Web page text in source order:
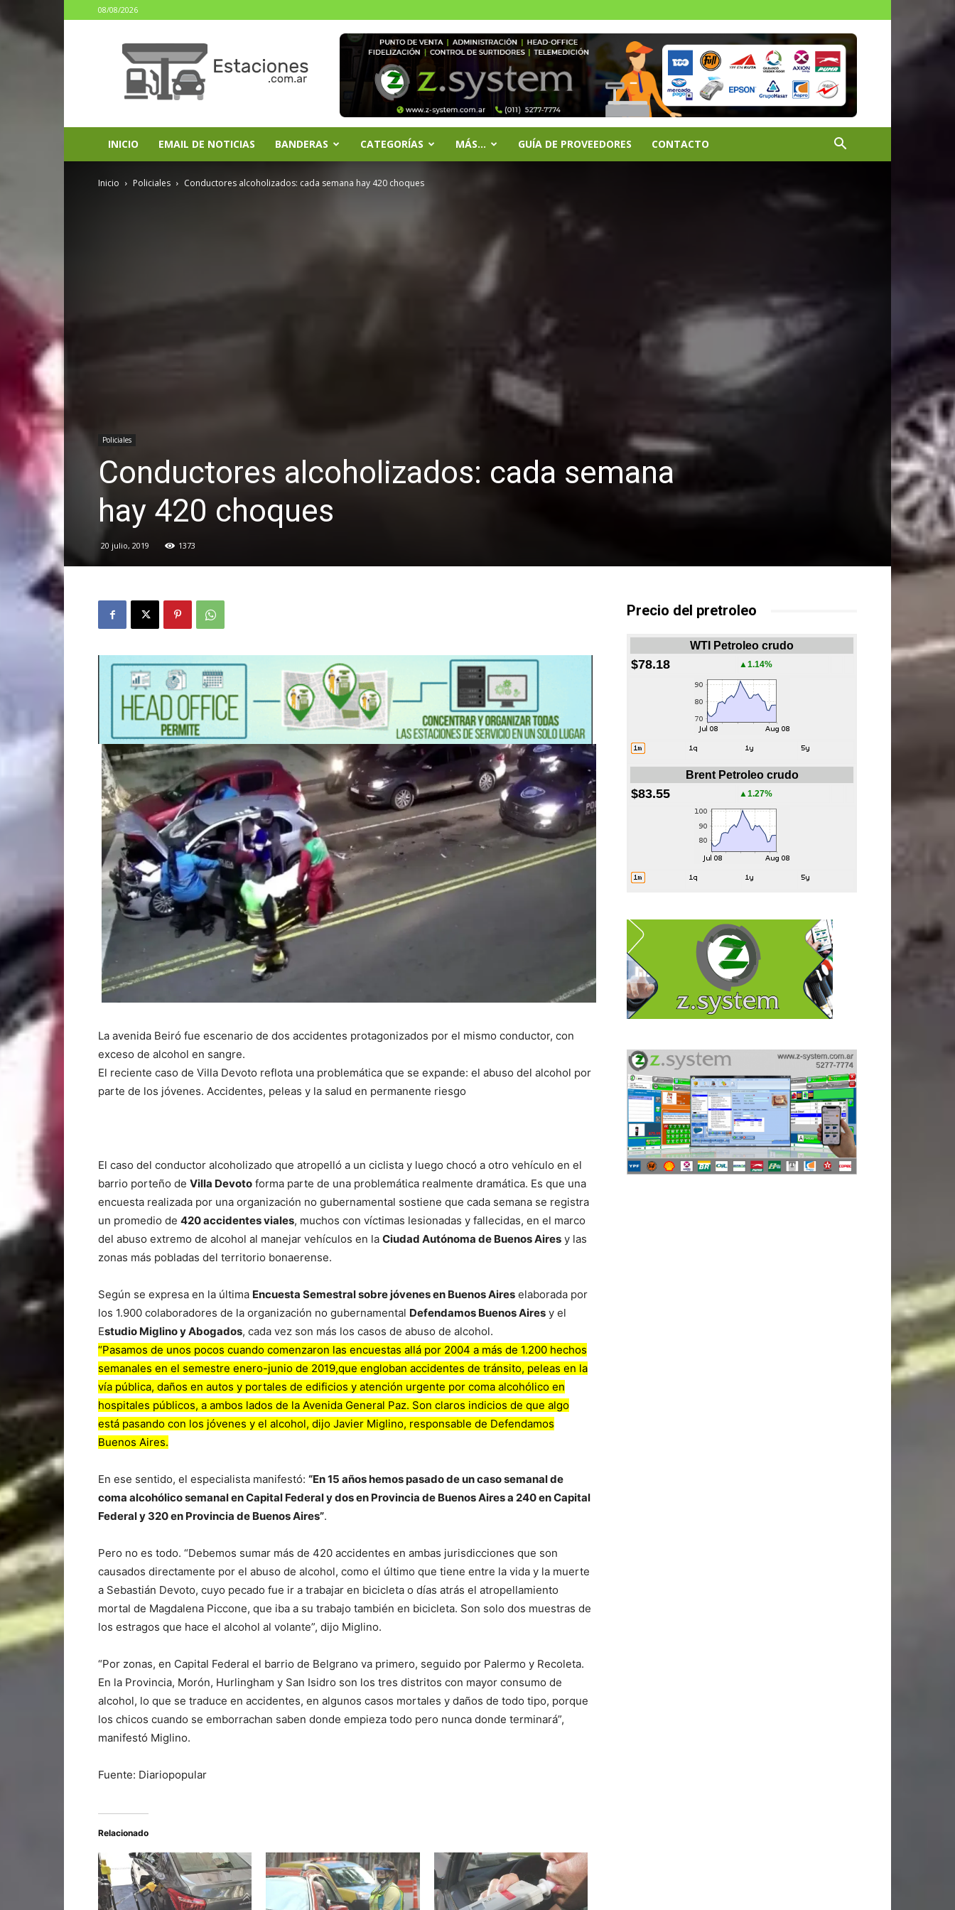
08/08/2026
INICIO EMAIL DE NOTICIAS BANDERAS CATEGORÍAS MÁS… GUÍA DE PROVEEDORES CONTACTO
Inicio Policiales Conductores alcoholizados: cada semana hay 420 choques
Policiales
Conductores alcoholizados: cada semana
hay 420 choques
20 julio, 2019 1373
La avenida Beiró fue escenario de dos accidentes protagonizados por el mismo conductor, con
exceso de alcohol en sangre.
El reciente caso de Villa Devoto reflota una problemática que se expande: el abuso del alcohol por
parte de los jóvenes. Accidentes, peleas y la salud en permanente riesgo
El caso del conductor alcoholizado que atropelló a un ciclista y luego chocó a otro vehículo en el
barrio porteño de Villa Devoto forma parte de una problemática realmente dramática. Es que una
encuesta realizada por una organización no gubernamental sostiene que cada semana se registra
un promedio de 420 accidentes viales, muchos con víctimas lesionadas y fallecidas, en el marco
del abuso extremo de alcohol al manejar vehículos en la Ciudad Autónoma de Buenos Aires y las
zonas más pobladas del territorio bonaerense.
Según se expresa en la última Encuesta Semestral sobre jóvenes en Buenos Aires elaborada por
los 1.900 colaboradores de la organización no gubernamental Defendamos Buenos Aires y el
Estudio Miglino y Abogados, cada vez son más los casos de abuso de alcohol.
“Pasamos de unos pocos cuando comenzaron las encuestas allá por 2004 a más de 1.200 hechos
semanales en el semestre enero-junio de 2019,que engloban accidentes de tránsito, peleas en la
vía pública, daños en autos y portales de edificios y atención urgente por coma alcohólico en
hospitales públicos, a ambos lados de la Avenida General Paz. Son claros indicios de que algo
está pasando con los jóvenes y el alcohol, dijo Javier Miglino, responsable de Defendamos
Buenos Aires.
En ese sentido, el especialista manifestó: “En 15 años hemos pasado de un caso semanal de
coma alcohólico semanal en Capital Federal y dos en Provincia de Buenos Aires a 240 en Capital
Federal y 320 en Provincia de Buenos Aires”.
Pero no es todo. “Debemos sumar más de 420 accidentes en ambas jurisdicciones que son
causados directamente por el abuso de alcohol, como el último que tiene entre la vida y la muerte
a Sebastián Devoto, cuyo pecado fue ir a trabajar en bicicleta o días atrás el atropellamiento
mortal de Magdalena Piccone, que iba a su trabajo también en bicicleta. Son solo dos muestras de
los estragos que hace el alcohol al volante”, dijo Miglino.
“Por zonas, en Capital Federal el barrio de Belgrano va primero, seguido por Palermo y Recoleta.
En la Provincia, Morón, Hurlingham y San Isidro son los tres distritos con mayor consumo de
alcohol, lo que se traduce en accidentes, en algunos casos mortales y daños de todo tipo, porque
los chicos cuando se emborrachan saben donde empieza todo pero nunca donde terminará”,
manifestó Miglino.
Fuente: Diariopopular
Relacionado
Precio del pretroleo
WTI Petroleo crudo
$78.18 ▲1.14%
Brent Petroleo crudo
$83.55 ▲1.27%